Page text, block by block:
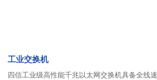
工业交换机
四信工业级高性能千兆以太网交换机具备全线